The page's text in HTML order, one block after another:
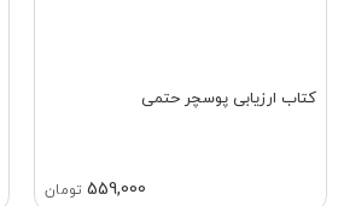
کتاب ارزیابی پوسچر حتمی
559,000 تومان